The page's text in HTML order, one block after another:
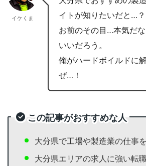
イケくま
イトが知りたいだと…？
お前のその目…本気だな
いいだろう。
俺がハードボイルドに
ぜ…！
この記事がおすすめな人
大分県で工場や製造業の仕事
大分県エリアの求人に強い転